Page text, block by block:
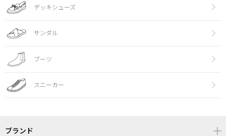
デッキシューズ
サンダル
ブーツ
スニーカー
ブランド